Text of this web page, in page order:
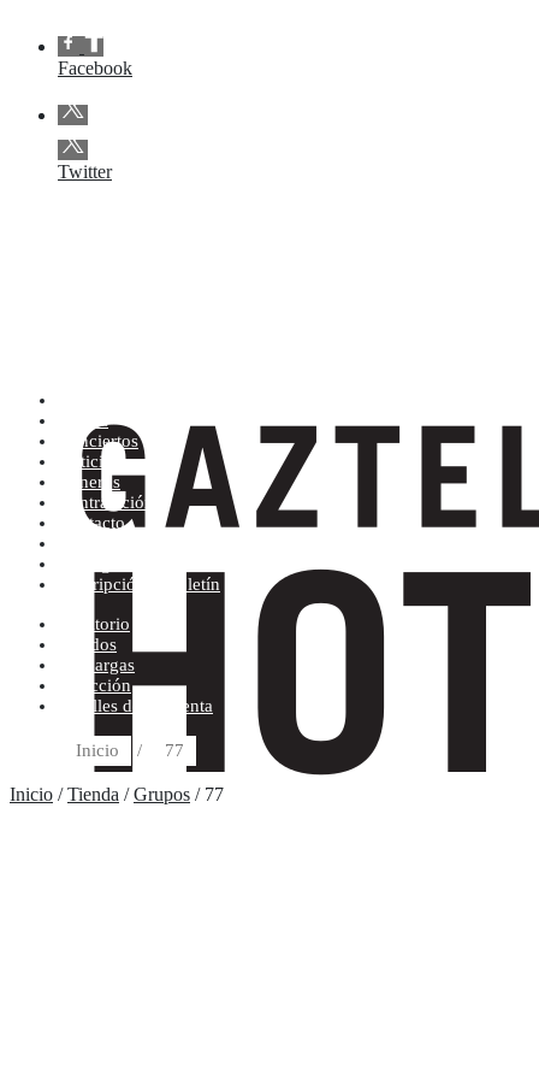
Facebook
Twitter
Tienda
Conciertos
Noticias
Géneros
Contratación
Contacto
Suscripción al boletín
Escritorio
Pedidos
Descargas
Dirección
Detalles de la cuenta
Inicio / 77
Inicio /Tienda /Grupos / 77